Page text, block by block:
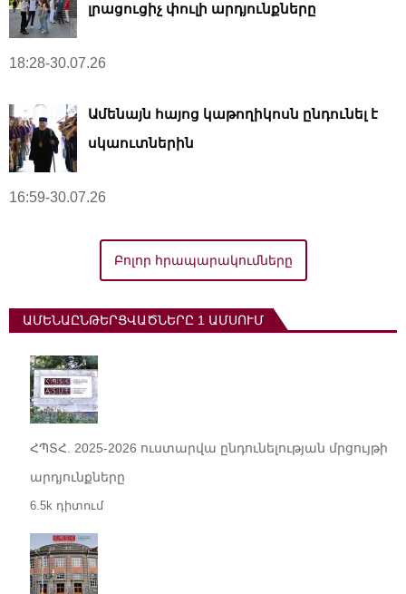
լրացուցիչ փուլի արդյունքները
18:28-30.07.26
Ամենայն հայոց կաթողիկոսն ընդունել է
սկաուտներին
16:59-30.07.26
Բոլոր հրապարակումները
ԱՄԵՆԱԸՆԹԵՐՑՎԱԾՆԵՐԸ 1 ԱՄՍՈՒՄ
ՀՊՏՀ. 2025-2026 ուստարվա ընդունելության մրցույթի
արդյունքները
6.5k դիտում